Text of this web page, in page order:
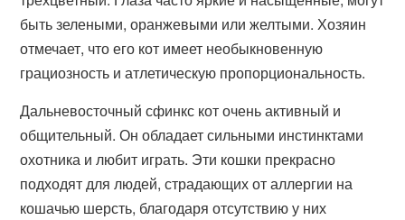
быть зелеными, оранжевыми или желтыми. Хозяин
отмечает, что его кот имеет необыкновенную
грациозность и атлетическую пропорциональность.
Дальневосточный сфинкс кот очень активный и
общительный. Он обладает сильными инстинктами
охотника и любит играть. Эти кошки прекрасно
подходят для людей, страдающих от аллергии на
кошачью шерсть, благодаря отсутствию у них